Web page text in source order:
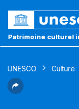
Patrimoine culturel
UNESCO Culture